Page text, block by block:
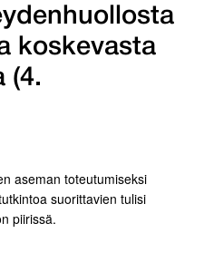
koskevasta
(4.
aseman toteutumiseksi
suorittavien tulisi
piirissä.